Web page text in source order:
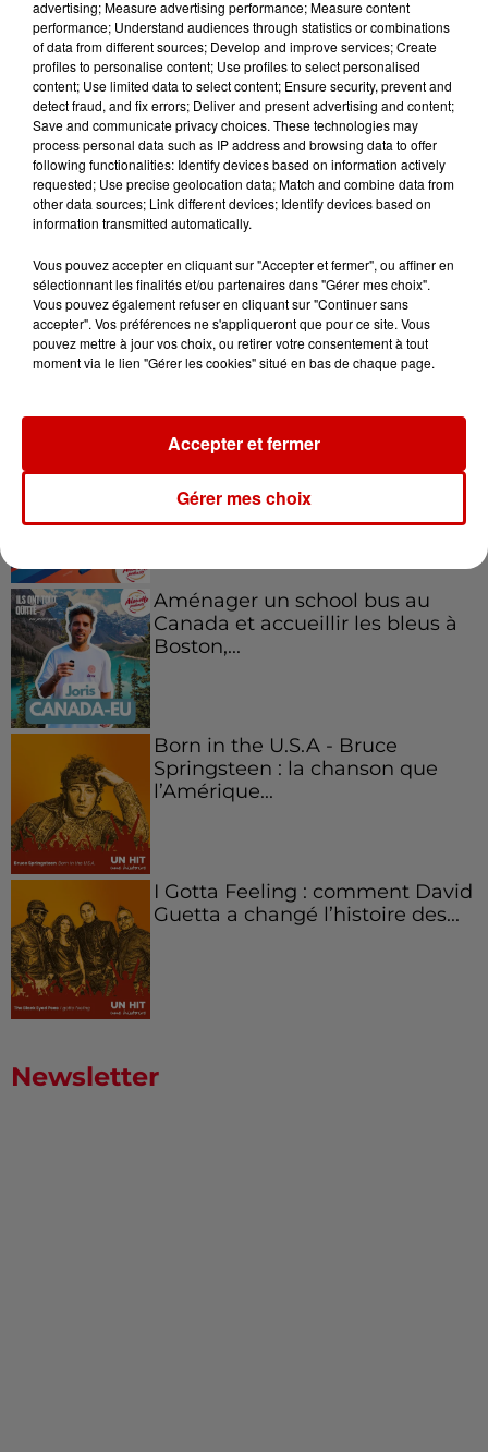
Destination Vacances - Gagnez
votre séjour en famille au cœur
de la...
Destination Vacances : inscrivez-
vous !
Kelly Massol, figure
emblématique de
l'entrepreneuriat féminin
Aménager un school bus au
Canada et accueillir les bleus à
Boston,...
Born in the U.S.A - Bruce
Springsteen : la chanson que
l’Amérique...
I Gotta Feeling : comment David
Guetta a changé l’histoire des...
Newsletter
advertising; Measure advertising performance; Measure content
performance; Understand audiences through statistics or combinations
of data from different sources; Develop and improve services; Create
profiles to personalise content; Use profiles to select personalised
content; Use limited data to select content; Ensure security, prevent and
detect fraud, and fix errors; Deliver and present advertising and content;
Save and communicate privacy choices. These technologies may
process personal data such as IP address and browsing data to offer
following functionalities: Identify devices based on information actively
requested; Use precise geolocation data; Match and combine data from
other data sources; Link different devices; Identify devices based on
information transmitted automatically.
Vous pouvez accepter en cliquant sur "Accepter et fermer", ou affiner en
sélectionnant les finalités et/ou partenaires dans "Gérer mes choix".
Vous pouvez également refuser en cliquant sur "Continuer sans
accepter". Vos préférences ne s'appliqueront que pour ce site. Vous
pouvez mettre à jour vos choix, ou retirer votre consentement à tout
moment via le lien "Gérer les cookies" situé en bas de chaque page.
Gérer mes choix
Accepter et fermer